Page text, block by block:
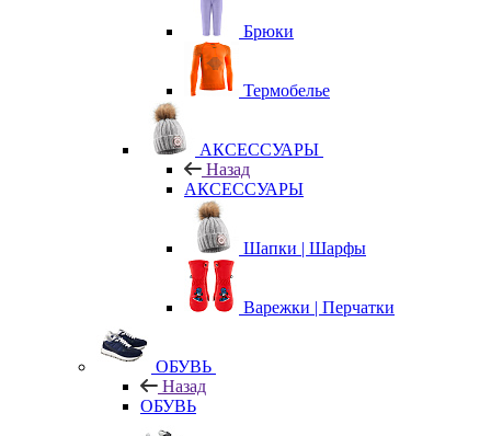
Брюки
Термобелье
АКСЕССУАРЫ
Назад
АКСЕССУАРЫ
Шапки | Шарфы
Варежки | Перчатки
ОБУВЬ
Назад
ОБУВЬ